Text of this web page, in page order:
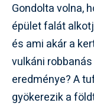
Gondolta volna,
épület falát
és ami akár a
vulkáni
eredménye? A
gyökerezik a